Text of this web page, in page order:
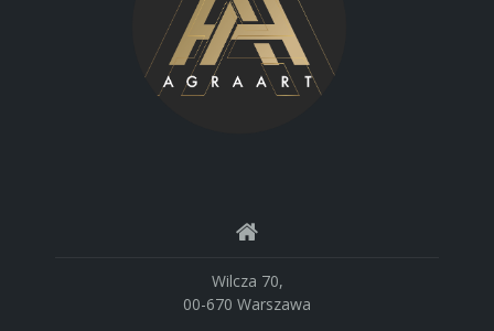
Wilcza 70,
00-670 Warszawa